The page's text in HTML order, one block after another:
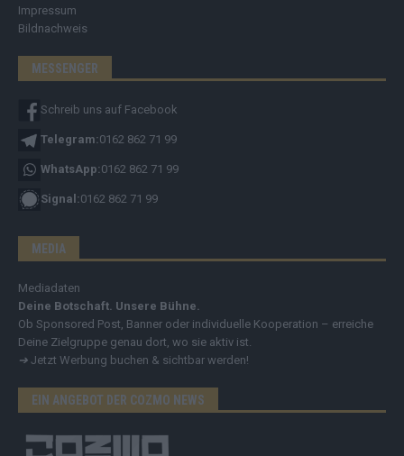
Impressum
Bildnachweis
MESSENGER
Schreib uns auf Facebook
Telegram:0162 862 71 99
WhatsApp:0162 862 71 99
Signal:0162 862 71 99
MEDIA
Mediadaten
Deine Botschaft. Unsere Bühne.
Ob Sponsored Post, Banner oder individuelle Kooperation – erreiche
Deine Zielgruppe genau dort, wo sie aktiv ist.
➔ Jetzt Werbung buchen & sichtbar werden!
EIN ANGEBOT DER COZMO NEWS